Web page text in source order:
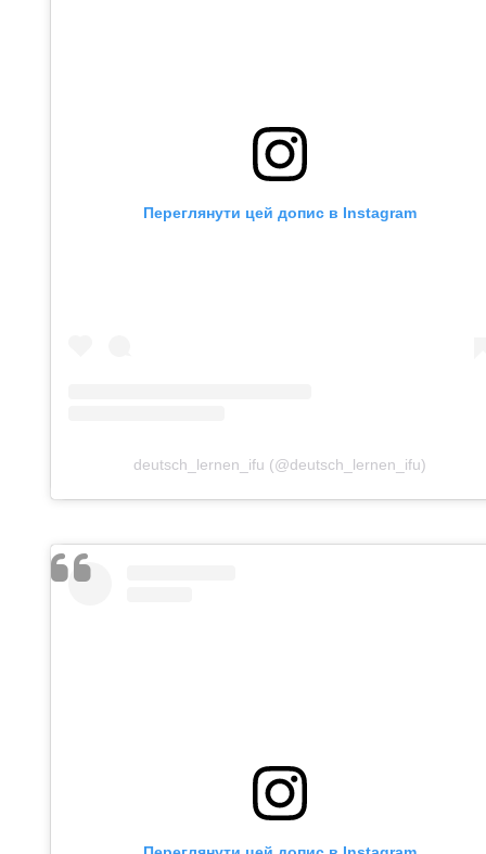
Переглянути цей допис в Instagram
deutsch_lernen_ifu (@deutsch_lernen_ifu)